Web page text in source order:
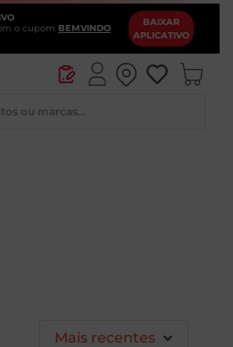
o cupom BEMVINDO
BAIXAR
APLICATIVO
ou marcas...
Mais recentes